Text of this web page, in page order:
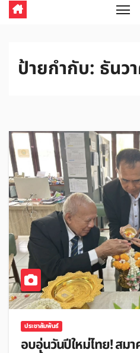
ป้ายกำกับ: ธันว
ประชาสัมพันธ์
อบอุ่นวันปีใหม่ไทย! สม